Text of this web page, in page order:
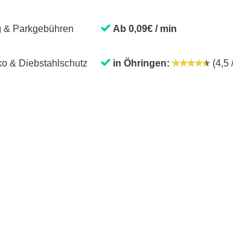
Parkgebühren
& Diebstahlschutz
Ab 0,09€ / min
in Öhringen: (4,5